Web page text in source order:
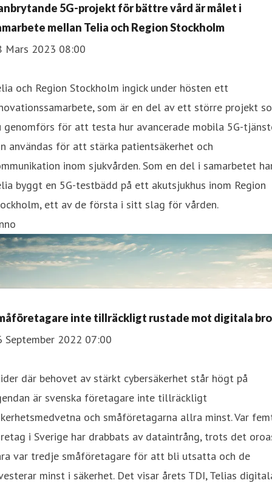
5G-projekt för bättre vård är målet i
mellan Telia och Region Stockholm
Mars 2023 08:00
och Region Stockholm ingick under hösten ett
som är en del av ett större projekt
genomförs för att testa hur avancerade mobila 5G-
användas för att stärka patientsäkerhet och
inom sjukvården. Som en del i samarbetet
byggt en 5G-testbädd på ett akutsjukhus inom Region
ett av de första i sitt slag för vården.
inte tillräckligt rustade mot digitala
September 2022 07:00
där behovet av stärkt cybersäkerhet står högt på
är svenska företagare inte tillräckligt
och småföretagarna allra minst. Var
i Sverige har drabbats av dataintrång, trots det
var tredje småföretagare för att bli utsatta och de
minst i säkerhet. Det visar årets TDI, Telias